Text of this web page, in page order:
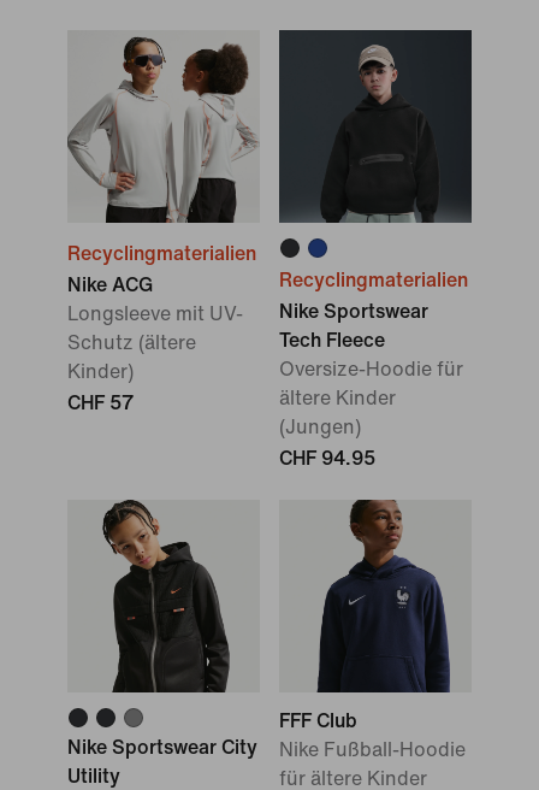
Recyclingmaterialien
Nike ACG
Longsleeve mit UV-
Schutz (ältere
Kinder)
CHF 57
Recyclingmaterialien
Nike Sportswear
Tech Fleece
Oversize-Hoodie für
ältere Kinder
(Jungen)
CHF 94.95
Nike Sportswear City
Utility
FFF Club
Nike Fußball-Hoodie
für ältere Kinder